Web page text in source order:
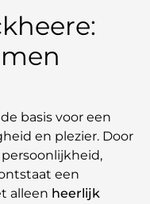
basis voor een
en plezier. Door
een
alleen heerlijk